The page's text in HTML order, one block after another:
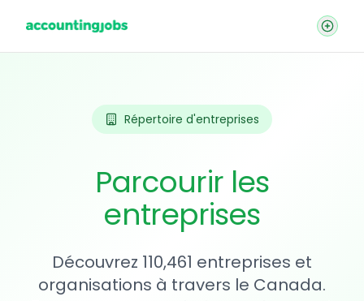
Répertoire d'entreprises
Parcourir les
entreprises
Découvrez 110,461 entreprises et
organisations à travers le Canada.